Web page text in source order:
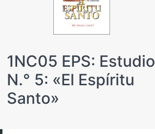
1NC05 EPS: Estudio
N.° 5: «El Espíritu
Santo»